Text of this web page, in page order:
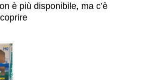
è più disponibile, ma c’è